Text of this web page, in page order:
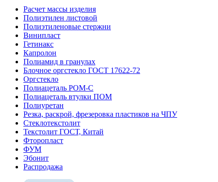
Расчет массы изделия
Полиэтилен листовой
Полиэтиленовые стержни
Винипласт
Гетинакс
Капролон
Полиамид в гранулах
Блочное оргстекло ГОСТ 17622-72
Оргстекло
Полиацеталь POM-C
Полиацеталь втулки ПОМ
Полиуретан
Резка, раскрой, фрезеровка пластиков на ЧПУ
Стеклотекстолит
Текстолит ГОСТ, Китай
Фторопласт
ФУМ
Эбонит
Распродажа